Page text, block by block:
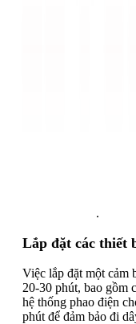
.
Lắp đặt các thiết
Việc lắp đặt một cảm
20-30 phút, bao gồm
hệ thống phao điện
phút để đảm bảo đi